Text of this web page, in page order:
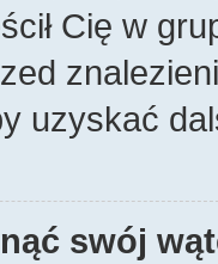
Cię w
uzyskać
swój